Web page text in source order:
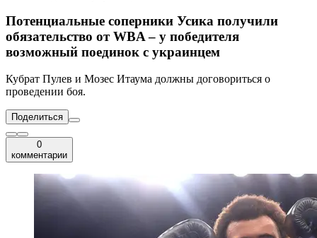
Потенциальные соперники Усика получили
обязательство от WBA – у победителя
возможный поединок с украинцем
Кубрат Пулев и Мозес Итаума должны договориться о
проведении боя.
Поделиться
0
комментарии